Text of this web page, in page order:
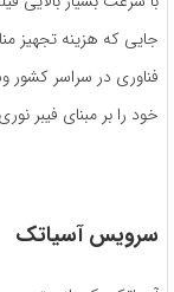
جایی که هزینه تجهیز
فناوری در سراسر
خود را بر مبنای فیبر
سرویس آسیاتک